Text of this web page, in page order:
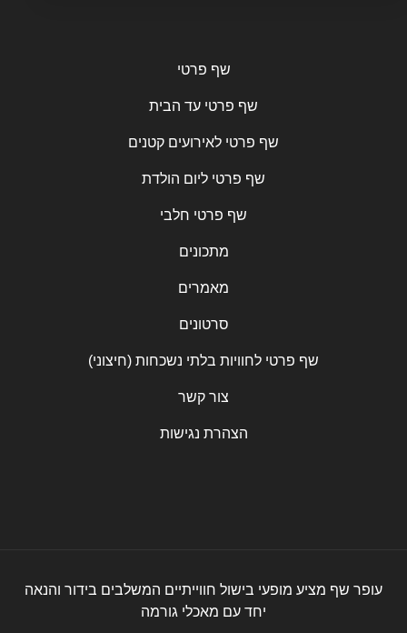
שף פרטי
שף פרטי עד הבית
שף פרטי לאירועים קטנים
שף פרטי ליום הולדת
שף פרטי חלבי
מתכונים
מאמרים
סרטונים
שף פרטי לחוויות בלתי נשכחות (חיצוני)
צור קשר
הצהרת נגישות
עופר שף מציע מופעי בישול חווייתיים המשלבים בידור והנאה
יחד עם מאכלי גורמה